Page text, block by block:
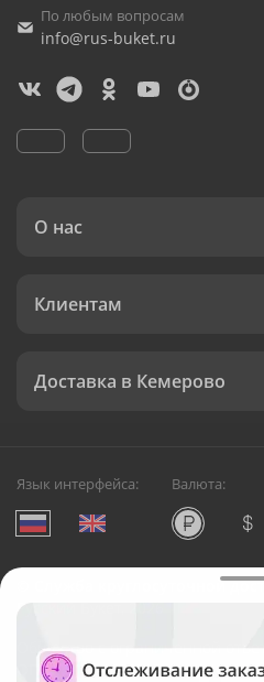
По любым вопросам
info@rus-buket.ru
О нас
Клиентам
Доставка в Кемерово
Язык интерфейса: Валюта:
Служба круглосуточной
Русский Букет, 2026
Общество с ограниченной
ОГРН: 1195476081745, ИНН: